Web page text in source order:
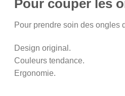
Pour couper les
Pour prendre soin des ongles
Design original.
Couleurs tendance.
Ergonomie.